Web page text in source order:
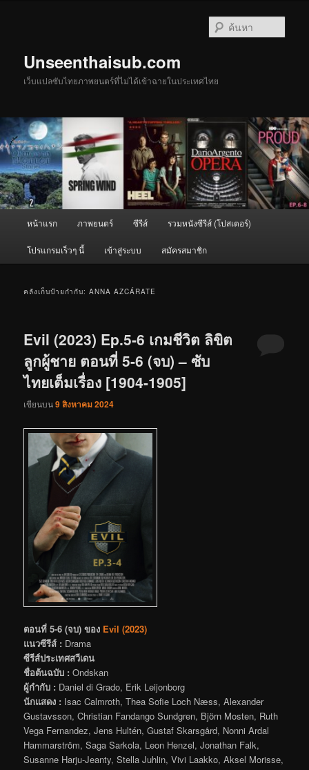
Unseenthaisub.com
เว็บแปลซับไทยภาพยนตร์ที่ไม่ได้เข้าฉายในประเทศไทย
หน้าแรก ภาพยนตร์ ซีรีส์ รวมหนังซีรีส์ (โปสเตอร์)
โปรแกรมเร็วๆ นี้ เข้าสู่ระบบ สมัครสมาชิก
คลังเก็บป้ายกำกับ:ANNA AZCÁRATE
Evil (2023) Ep.5-6 เกมชีวิต ลิขิต
ลูกผู้ชาย ตอนที่ 5-6 (จบ) – ซับ
ไทยเต็มเรื่อง [1904-1905]
เขียนบน9 สิงหาคม 2024
ตอนที่ 5-6 (จบ) ของ Evil (2023)
แนวซีรีส์ : Drama
ซีรีส์ประเทศสวีเดน
ชื่อต้นฉบับ : Ondskan
ผู้กำกับ : Daniel di Grado, Erik Leijonborg
นักแสดง : Isac Calmroth, Thea Sofie Loch Næss, Alexander
Gustavsson, Christian Fandango Sundgren, Björn Mosten, Ruth
Vega Fernandez, Jens Hultén, Gustaf Skarsgård, Nonni Ardal
Hammarström, Saga Sarkola, Leon Henzel, Jonathan Falk,
Susanne Harju-Jeanty, Stella Juhlin, Vivi Laakko, Aksel Morisse,